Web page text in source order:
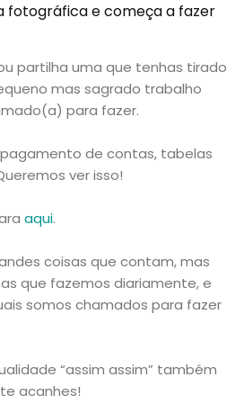
fotográfica e começa a fazer
partilha uma que tenhas tirado
mas sagrado trabalho
para fazer.
pagamento de contas, tabelas
ver isso!
aqui.
coisas que contam, mas
que fazemos diariamente, e
somos chamados para fazer
“assim assim” também
acanhes!